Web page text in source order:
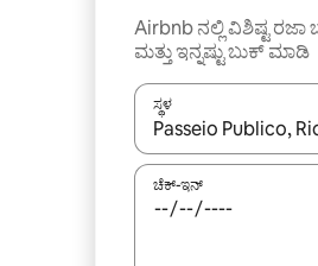
Airbnb ನಲ್ಲಿ ವಿಶಿಷ್ಟ ರಜಾ
ಮತ್ತು ಇನ್ನಷ್ಟು ಬುಕ್ ಮಾಡಿ
ಸ್ಥಳ
ಫಲಿತಾಂಶಗಳು
ಚೆಕ್-ಇನ್